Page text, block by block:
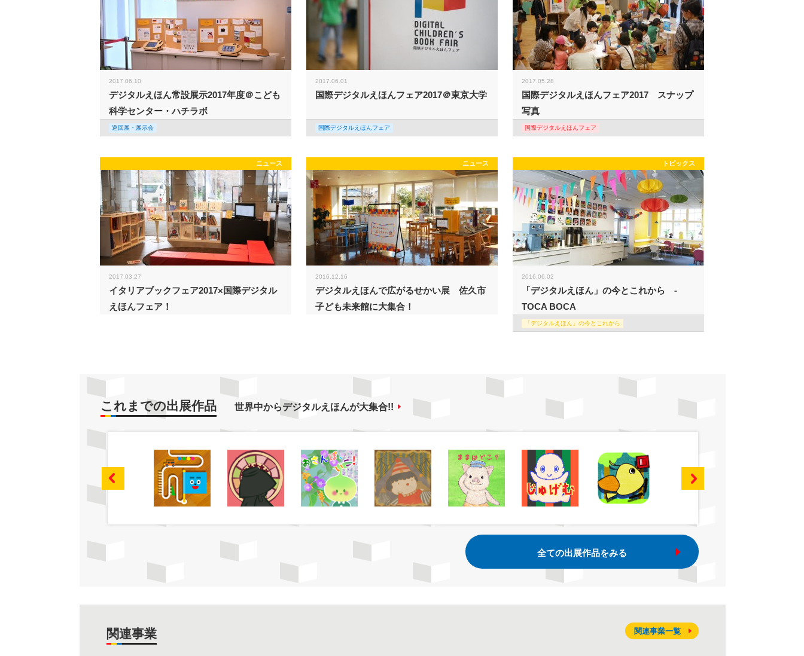
2017.06.10
デジタルえほん常設展示2017年度＠こども
科学センター・ハチラボ
巡回展・展示会
2017.06.01
国際デジタルえほんフェア2017＠東京大学
国際デジタルえほんフェア
2017.05.28
国際デジタルえほんフェア2017 スナップ
写真
国際デジタルえほんフェア
ニュース
2017.03.27
イタリアブックフェア2017×国際デジタル
えほんフェア！
ニュース
2016.12.16
デジタルえほんで広がるせかい展 佐久市
子ども未来館に大集合！
トピックス
2016.06.02
「デジタルえほん」の今とこれから -
TOCA BOCA
「デジタルえほん」の今とこれから
これまでの出展作品 世界中からデジタルえほんが大集合!!
全ての出展作品をみる
関連事業 関連事業一覧